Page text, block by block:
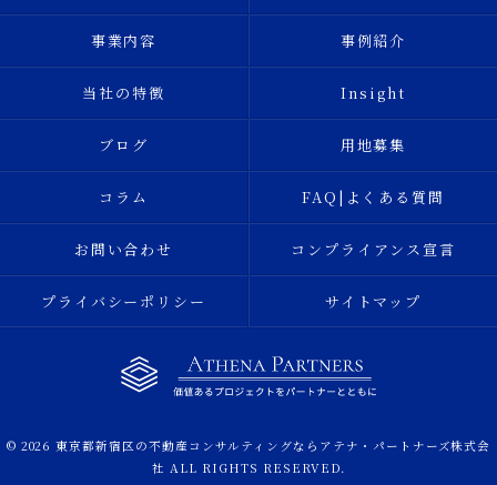
事業内容 事例紹介
当社の特徴 Insight
ブログ 用地募集
コラム FAQ|よくある質問
お問い合わせ コンプライアンス宣言
プライバシーポリシー サイトマップ
© 2026 東京都新宿区の不動産コンサルティングならアテナ・パートナーズ株式会
社 ALL RIGHTS RESERVED.